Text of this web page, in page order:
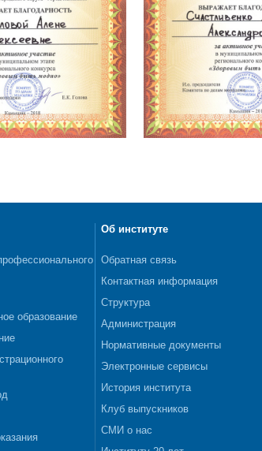
образование
Об институте
Обратная связь
Контактная информация
Структура
Администрация
Нормативные документы
Электронные сервисы
История института
Клуб выпускников
СМИ о нас